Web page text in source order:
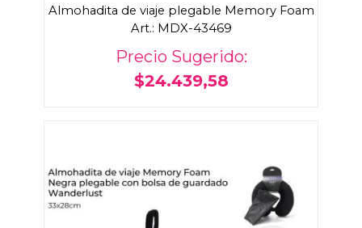
Almohadita de viaje plegable Memory Foam
Art.: MDX-43469
Precio Sugerido:
$24.439,58